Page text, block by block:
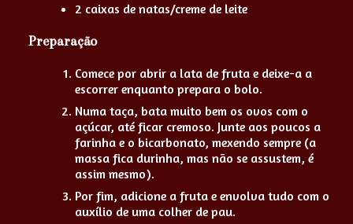
2 caixas de natas/creme de leite
Preparação
Comece por abrir a lata de fruta e deixe-a a
escorrer enquanto prepara o bolo.
Numa taça, bata muito bem os ovos com o
açúcar, até ficar cremoso. Junte aos poucos a
farinha e o bicarbonato, mexendo sempre (a
massa fica durinha, mas não se assustem, é
assim mesmo).
Por fim, adicione a fruta e envolva tudo com o
auxílio de uma colher de pau.